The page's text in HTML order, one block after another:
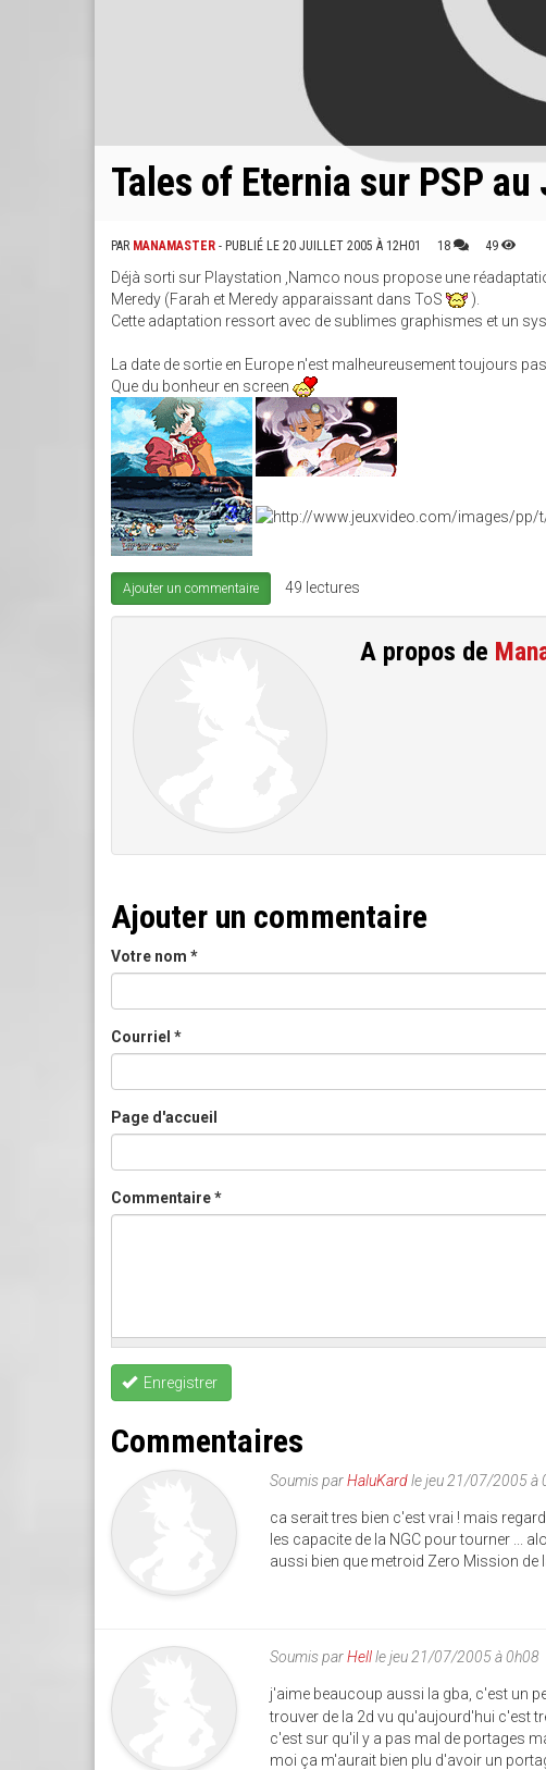
Tales of Eternia sur PSP au
PAR MANAMASTER - PUBLIÉ LE 20 JUILLET 2005 À 12H01 18 49
Déjà sorti sur Playstation ,Namco nous propose une
Meredy (Farah et Meredy apparaissant dans ToS
).
Cette adaptation ressort avec de sublimes graphismes et un
La date de sortie en Europe n'est malheureusement toujours
Que du bonheur en screen
Ajouter un commentaire 49 lectures
A propos de
Ajouter un commentaire
Votre nom *
Courriel *
Page d'accueil
Commentaire*
Enregistrer
Commentaires
Soumis parHaluKardle jeu 21/07/2005 à
ca serait tres bien c'est vrai ! mais
les capacite de la NGC pour tourner ...
aussi bien que metroid Zero Mission de
Soumis parHellle jeu 21/07/2005 à 0h08
j'aime beaucoup aussi la gba, c'est un
trouver de la 2d vu qu'aujourd'hui c'est
c'est sur qu'il y a pas mal de portages
moi ça m'aurait bien plu d'avoir un